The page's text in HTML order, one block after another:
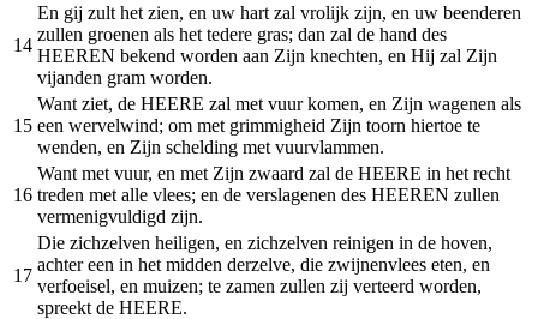
14
En gij zult het zien, en uw hart zal vrolijk zijn, en uw beenderen
zullen groenen als het tedere gras; dan zal de hand des
HEEREN bekend worden aan Zijn knechten, en Hij zal Zijn
vijanden gram worden.
15
Want ziet, de HEERE zal met vuur komen, en Zijn wagenen als
een wervelwind; om met grimmigheid Zijn toorn hiertoe te
wenden, en Zijn schelding met vuurvlammen.
16
Want met vuur, en met Zijn zwaard zal de HEERE in het recht
treden met alle vlees; en de verslagenen des HEEREN zullen
vermenigvuldigd zijn.
17
Die zichzelven heiligen, en zichzelven reinigen in de hoven,
achter een in het midden derzelve, die zwijnenvlees eten, en
verfoeisel, en muizen; te zamen zullen zij verteerd worden,
spreekt de HEERE.